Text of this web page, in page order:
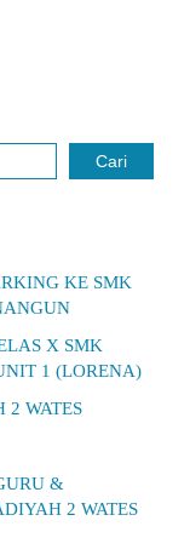
Cari
KE SMK
X SMK
1 (LORENA)
WATES
&
2 WATES